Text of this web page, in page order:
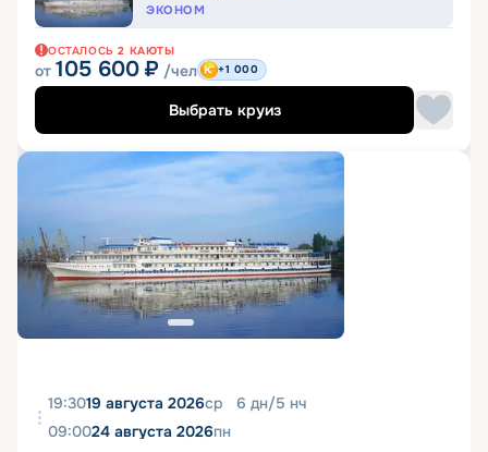
ЭКОНОМ
ОСТАЛОСЬ 2 КАЮТЫ
от 105 600 ₽ /чел +1 000
Выбрать круиз
19:3019 августа 2026ср 6 дн/5 нч
09:0024 августа 2026пн